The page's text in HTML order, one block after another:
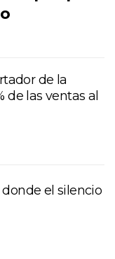
de la
de las ventas al
el silencio